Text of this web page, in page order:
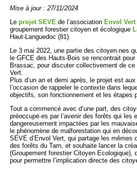
Mise à jour : 27/11/2024
Le projet SEVE de l’association Envol Vert
groupement forestier citoyen et écologique
Haut-Languedoc (81).
Le 3 mai 2022, une partie des citoyen·nes
le GFCE des Hauts-Bois se rencontrait
Brassac, pour discuter collectivement de ce
Vert.
Plus d’un an et demi après, le projet est
l’occasion de rappeler le contexte dans
objectifs, son fonctionnement et les étapes
Tout a commencé avec d’une part, des
préoccupé·es par l’avenir des forêts qui les
dangereusement impactées par les
le phénomène de malforestation qui en
SEVE d’Envol Vert, qui partage les mêmes
des forêts du Tarn, et souhaite lancer la
(Groupement forestier Citoyen Ecologique),
pour permettre l’implication directe des